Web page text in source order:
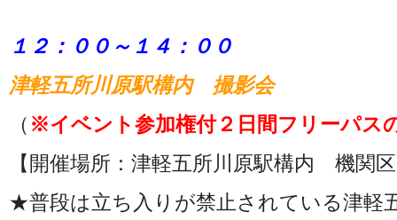
１２：００～１４：００
津軽五所川原駅構内 撮影会
（ ※イベント参加権付２日間フリーパス
【開催場所：津軽五所川原駅構内 機関
★普段は立ち入りが禁止されている津軽